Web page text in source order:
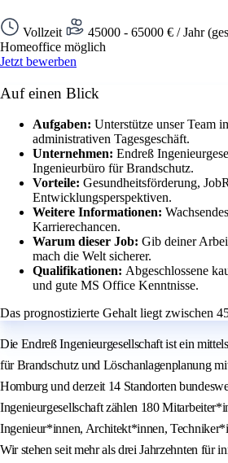
Vollzeit 45000 - 65000 € / Jahr
Homeoffice möglich
Jetzt bewerben
Auf einen Blick
Aufgaben: Unterstütze unser Team
administrativen Tagesgeschäft.
Unternehmen: Endreß
Ingenieurbüro für Brandschutz.
Vorteile: Gesundheitsförderung,
Entwicklungsperspektiven.
Weitere Informationen:
Karrierechancen.
Warum dieser Job: Gib deiner
mach die Welt sicherer.
Qualifikationen: Abgeschlossene
und gute MS Office Kenntnisse.
Das prognostizierte Gehalt liegt zwischen
Die Endreß Ingenieurgesellschaft ist ein
für Brandschutz und Löschanlagenplanung
Homburg und derzeit 14 Standorten
Ingenieurgesellschaft zählen 180
Ingenieur*innen, Architekt*innen,
Wir stehen seit mehr als drei Jahrzehnten für